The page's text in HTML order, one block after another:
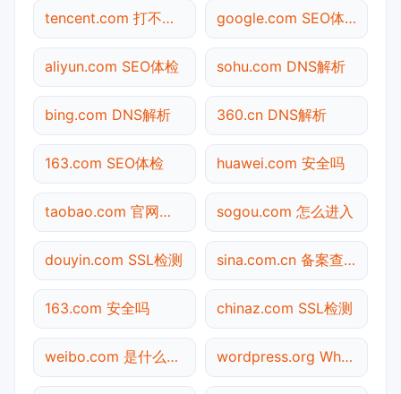
tencent.com 打不开检测 google.com SEO体检
aliyun.com SEO体检 sohu.com DNS解析
bing.com DNS解析 360.cn DNS解析
163.com SEO体检 huawei.com 安全吗
taobao.com 官网入口 sogou.com 怎么进入
douyin.com SSL检测 sina.com.cn 备案查询
163.com 安全吗 chinaz.com SSL检测
weibo.com 是什么网站 wordpress.org Whois查询